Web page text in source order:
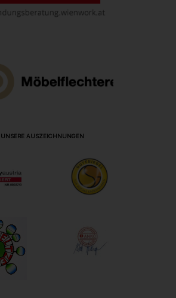
UNSERE AUSZEICHNUNGEN